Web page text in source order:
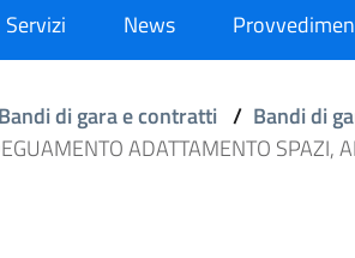
Servizi News
Bandi di gara e contratti / Bandi di
ADATTAMENTO SPAZI,